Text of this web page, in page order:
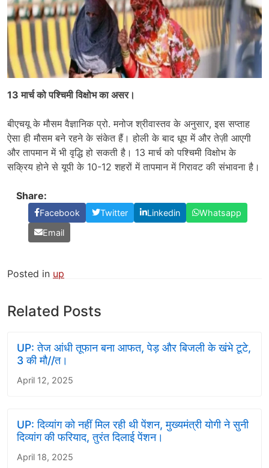
13 मार्च को पश्चिमी विक्षोभ का असर।
बीएचयू के मौसम वैज्ञानिक प्रो. मनोज श्रीवास्तव के अनुसार, इस सप्ताह
ऐसा ही मौसम बने रहने के संकेत हैं। होली के बाद धूप में और तेज़ी आएगी
और तापमान में भी वृद्धि हो सकती है। 13 मार्च को पश्चिमी विक्षोभ के
सक्रिय होने से यूपी के 10-12 शहरों में तापमान में गिरावट की संभावना है।
Share:
Facebook Twitter Linkedin
Whatsapp
Email
Posted in up
Related Posts
UP: तेज आंधी तूफान बना आफत, पेड़ और बिजली के खंभे टूटे,
3 की मौ//त।
April 12, 2025
UP: दिव्यांग को नहीं मिल रही थी पेंशन, मुख्यमंत्री योगी ने सुनी
दिव्यांग की फरियाद, तुरंत दिलाई पेंशन।
April 18, 2025